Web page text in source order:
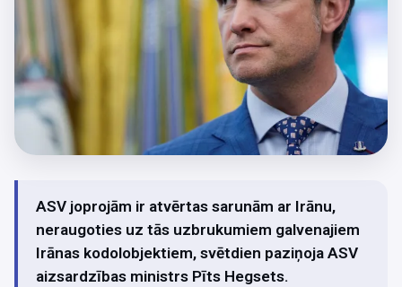
ASV joprojām ir atvērtas sarunām ar Irānu,
neraugoties uz tās uzbrukumiem galvenajiem
Irānas kodolobjektiem, svētdien paziņoja ASV
aizsardzības ministrs Pīts Hegsets.